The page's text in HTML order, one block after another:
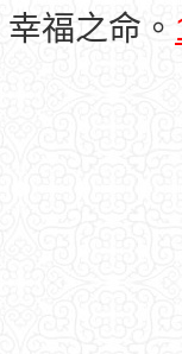
福之命。